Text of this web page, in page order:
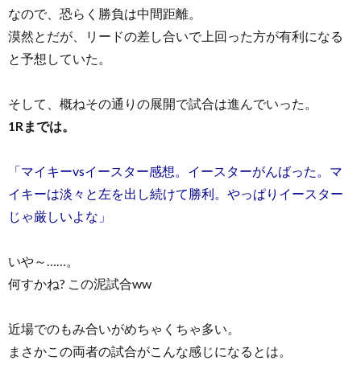
なので、恐らく勝負は中間距離。
漠然とだが、リードの差し合いで上回った方が有利になる
と予想していた。
そして、概ねその通りの展開で試合は進んでいった。
1Rまでは。
「マイキーvsイースター感想。イースターがんばった。マ
イキーは淡々と左を出し続けて勝利。やっぱりイースター
じゃ厳しいよな」
いや～……。
何すかね? この泥試合ww
近場でのもみ合いがめちゃくちゃ多い。
まさかこの両者の試合がこんな感じになるとは。